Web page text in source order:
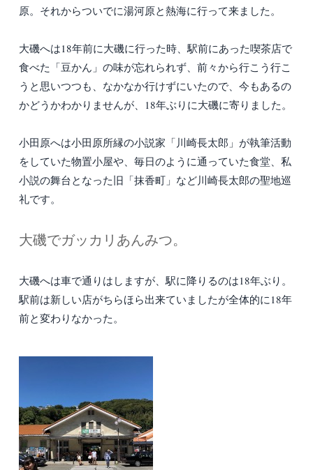
原。それからついでに湯河原と熱海に行って来ました。
大磯へは18年前に大磯に行った時、駅前にあった喫茶店で
食べた「豆かん」の味が忘れられず、前々から行こう行こ
うと思いつつも、なかなか行けずにいたので、今もあるの
かどうかわかりませんが、18年ぶりに大磯に寄りました。
小田原へは小田原所縁の小説家「川崎長太郎」が執筆活動
をしていた物置小屋や、毎日のように通っていた食堂、私
小説の舞台となった旧「抹香町」など川崎長太郎の聖地巡
礼です。
大磯でガッカリあんみつ。
大磯へは車で通りはしますが、駅に降りるのは18年ぶり。
駅前は新しい店がちらほら出来ていましたが全体的に18年
前と変わりなかった。